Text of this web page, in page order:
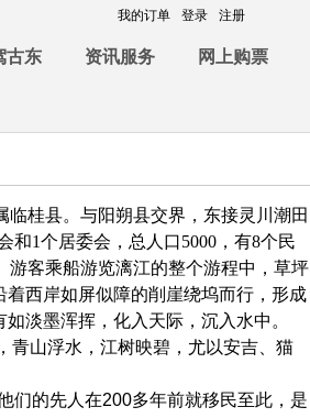
我的订单 登录 注册
古东 资讯服务 网上购票
临桂县。与阳朔县交界，东接灵川潮田
和1个居委会，总人口5000 ，有8个民
游客乘船游览漓江的整个游程中，草坪
西岸如屏似障的削崖绕坞而行，形成
淡墨浑挥，化入天际，沉入水中。
青山浮水，江树映碧，尤以安吉、猫
们的先人在200多年前就移民至此，是